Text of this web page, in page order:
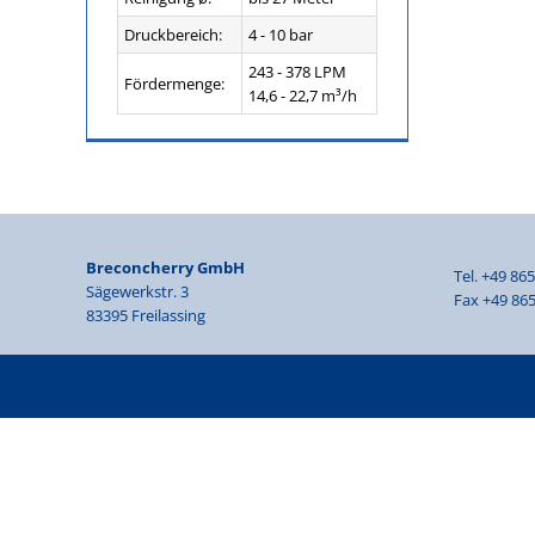
Druckbereich:
4 - 10 bar
Fördermenge:
243 - 378 LPM
14,6 - 22,7 m³/h
Breconcherry GmbH
Sägewerkstr. 3
83395 Freilassing
Tel. +49
Fax +49